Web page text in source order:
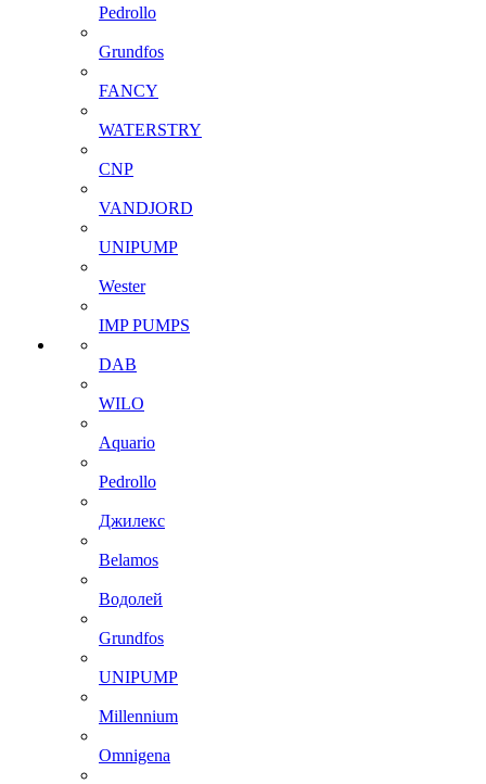
Pedrollo
Grundfos
FANCY
WATERSTRY
CNP
VANDJORD
UNIPUMP
Wester
IMP PUMPS
DAB
WILO
Aquario
Pedrollo
Джилекс
Belamos
Водолей
Grundfos
UNIPUMP
Millennium
Omnigena